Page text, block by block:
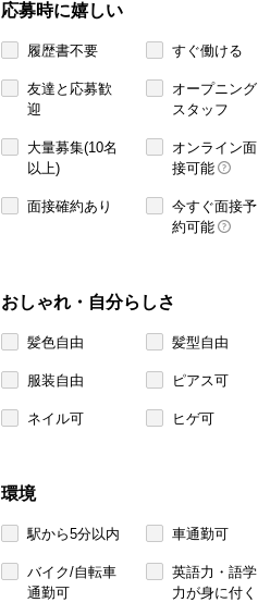
応募時に嬉しい
履歴書不要 すぐ働ける
友達と応募歓
迎
オープニング
スタッフ
大量募集(10名
以上)
オンライン面
接可能
面接確約あり
今すぐ面接予
約可能
おしゃれ・自分らしさ
髪色自由 髪型自由
服装自由 ピアス可
ネイル可 ヒゲ可
環境
駅から5分以内 車通勤可
バイク/自転車
通勤可
英語力・語学
力が身に付く